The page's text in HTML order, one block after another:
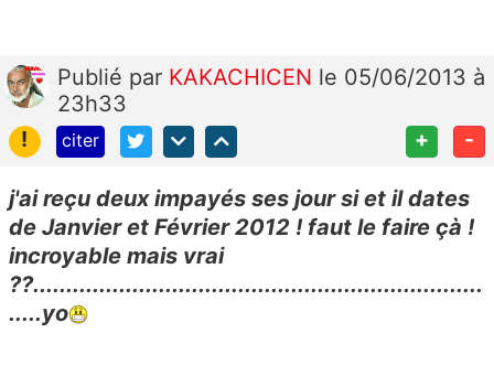
Publié par KAKACHICEN le 05/06/2013 à
23h33
!
citer + -
j'ai reçu deux impayés ses jour si et il dates
de Janvier et Février 2012 ! faut le faire çà !
incroyable mais vrai
??....................................................................
.....yo